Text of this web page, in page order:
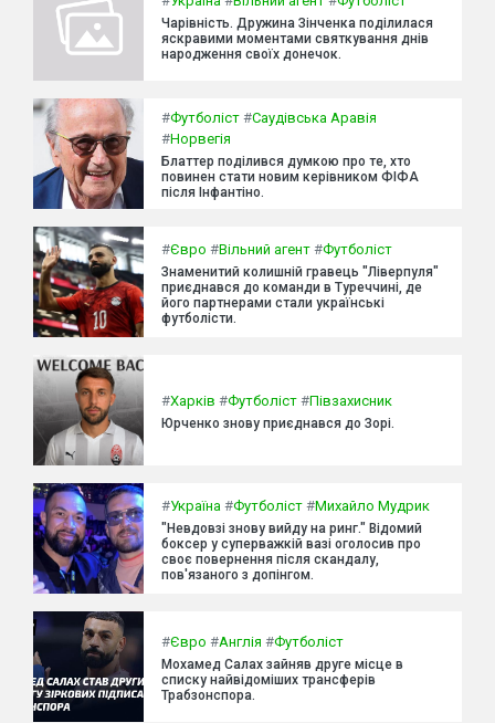
Чарівність. Дружина Зінченка поділилася
яскравими моментами святкування днів
народження своїх донечок.
#Футболіст #Саудівська Аравія
#Норвегія
Блаттер поділився думкою про те, хто
повинен стати новим керівником ФІФА
після Інфантіно.
#Євро #Вільний агент #Футболіст
Знаменитий колишній гравець "Ліверпуля"
приєднався до команди в Туреччині, де
його партнерами стали українські
футболісти.
#Харків #Футболіст #Півзахисник
Юрченко знову приєднався до Зорі.
#Україна #Футболіст #Михайло Мудрик
"Невдовзі знову вийду на ринг." Відомий
боксер у суперважкій вазі оголосив про
своє повернення після скандалу,
пов'язаного з допінгом.
#Євро #Англія #Футболіст
Мохамед Салах зайняв друге місце в
списку найвідоміших трансферів
Трабзонспора.